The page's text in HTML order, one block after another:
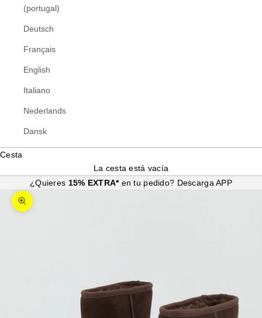
(portugal)
Deutsch
Français
English
Italiano
Nederlands
Dansk
Cesta
La cesta está vacía
¿Quieres 15% EXTRA* en tu pedido? Descarga APP
Zoom